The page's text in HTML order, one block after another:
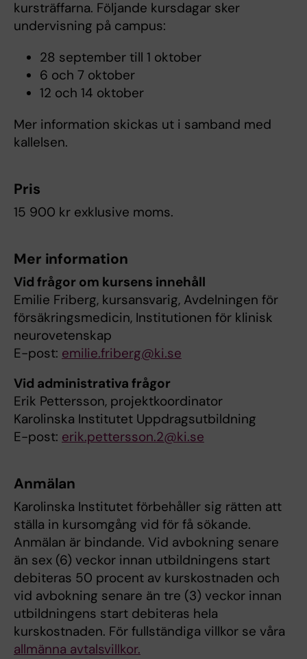
kursträffarna. Följande kursdagar sker
undervisning på campus:
28 september till 1 oktober
6 och 7 oktober
12 och 14 oktober
Mer information skickas ut i samband med
kallelsen.
Pris
15 900 kr exklusive moms.
Mer information
Vid frågor om kursens innehåll
Emilie Friberg, kursansvarig, Avdelningen för
försäkringsmedicin, Institutionen för klinisk
neurovetenskap
E-post: emilie.friberg@ki.se
Vid administrativa frågor
Erik Pettersson, projektkoordinator
Karolinska Institutet Uppdragsutbildning
E-post: erik.pettersson.2@ki.se
Anmälan
Karolinska Institutet förbehåller sig rätten att
ställa in kursomgång vid för få sökande.
Anmälan är bindande. Vid avbokning senare
än sex (6) veckor innan utbildningens start
debiteras 50 procent av kurskostnaden och
vid avbokning senare än tre (3) veckor innan
utbildningens start debiteras hela
kurskostnaden. För fullständiga villkor se våra
allmänna avtalsvillkor.